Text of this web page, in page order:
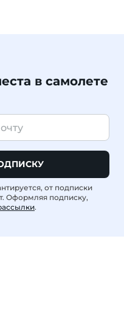
в самолете
от подписки
Оформляя подписку,
.